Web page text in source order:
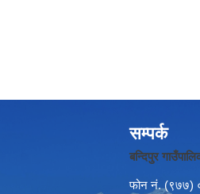
सम्पर्क
बन्दिपुर
फोन नं‍. (९७७)